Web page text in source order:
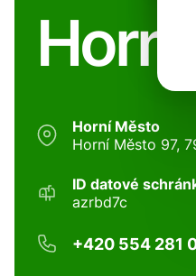
Horní Město
Horní Město 97,
ID datové
azrbd7c
+420 554 281